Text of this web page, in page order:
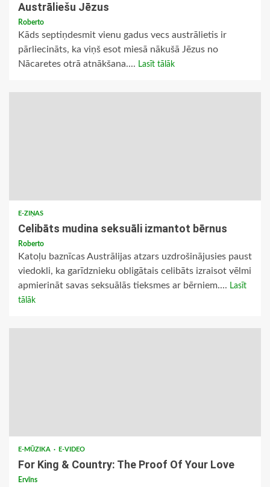
Austrāliešu Jēzus
Roberto
Kāds septiņdesmit vienu gadus vecs austrālietis ir
pārliecināts, ka viņš esot miesā nākušā Jēzus no
Nācaretes otrā atnākšana.... Lasīt tālāk
E-ZIŅAS
Celibāts mudina seksuāli izmantot bērnus
Roberto
Katoļu baznīcas Austrālijas atzars uzdrošinājusies paust
viedokli, ka garīdznieku obligātais celibāts izraisot vēlmi
apmierināt savas seksuālās tieksmes ar bērniem.... Lasīt
tālāk
E-MŪZIKA E-VIDEO
For King & Country: The Proof Of Your Love
Ervīns